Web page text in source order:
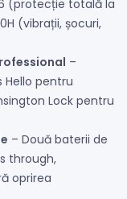
(protecție totală la
(vibrații, șocuri,
–
Hello pentru
Lock pentru
– Două baterii de
through,
oprirea